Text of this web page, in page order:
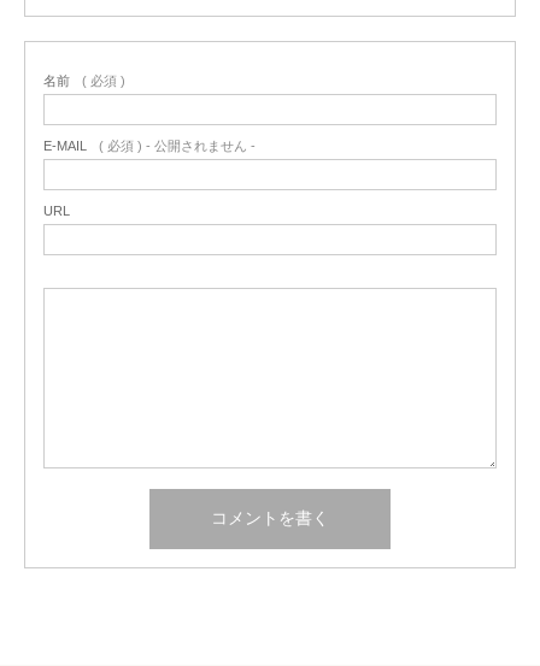
名前 ( 必須 )
E-MAIL ( 必須 ) - 公開されません -
URL